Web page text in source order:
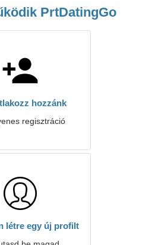
PrtDatingGo
hozzánk
regisztráció
létre egy új profilt